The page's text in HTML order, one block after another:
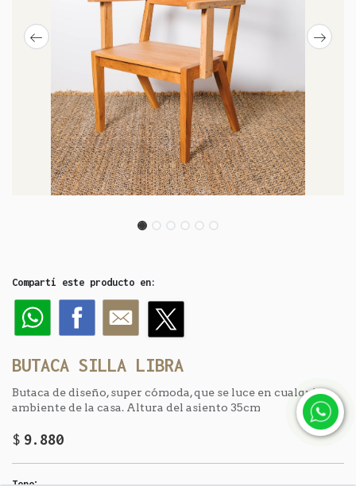
Compartí este producto en:
BUTACA SILLA LIBRA
Butaca de diseño, super cómoda, que se luce en cualquier
ambiente de la casa. Altura del asiento 35cm
$9.880